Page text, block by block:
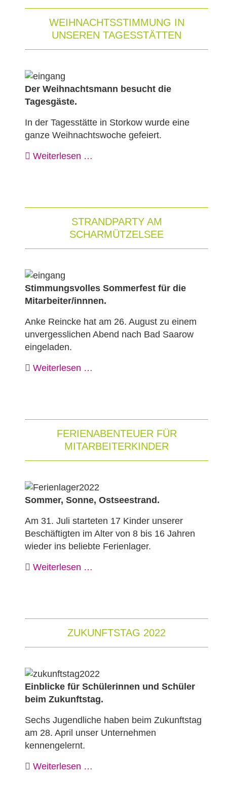
WEIHNACHTSSTIMMUNG IN
UNSEREN TAGESSTÄTTEN
Der Weihnachtsmann besucht die
Tagesgäste.
In der Tagesstätte in Storkow wurde eine
ganze Weihnachtswoche gefeiert.
Weiterlesen …
STRANDPARTY AM
SCHARMÜTZELSEE
Stimmungsvolles Sommerfest für die
Mitarbeiter/innnen.
Anke Reincke hat am 26. August zu einem
unvergesslichen Abend nach Bad Saarow
eingeladen.
Weiterlesen …
FERIENABENTEUER FÜR
MITARBEITERKINDER
Sommer, Sonne, Ostseestrand.
Am 31. Juli starteten 17 Kinder unserer
Beschäftigten im Alter von 8 bis 16 Jahren
wieder ins beliebte Ferienlager.
Weiterlesen …
ZUKUNFTSTAG 2022
Einblicke für Schülerinnen und Schüler
beim Zukunftstag.
Sechs Jugendliche haben beim Zukunftstag
am 28. April unser Unternehmen
kennengelernt.
Weiterlesen …